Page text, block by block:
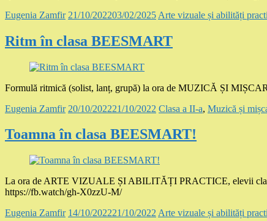
Eugenia Zamfir 21/10/202203/02/2025 Arte vizuale și abilități
Ritm în clasa BEESMART
Formulă ritmică (solist, lanț, grupă) la ora de MUZICĂ ȘI
Eugenia Zamfir 20/10/202221/10/2022 Clasa a II-a, Muzică și
Toamna în clasa BEESMART!
La ora de ARTE VIZUALE ȘI ABILITĂȚI PRACTICE, elevii
https://fb.watch/gh-X0zzU-M/
Eugenia Zamfir 14/10/202221/10/2022 Arte vizuale și abilități